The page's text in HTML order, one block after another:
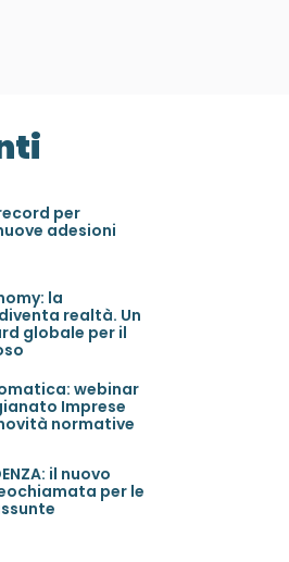
per
adesioni
la
realtà. Un
globale per il
webinar
Imprese
normative
il nuovo
per le